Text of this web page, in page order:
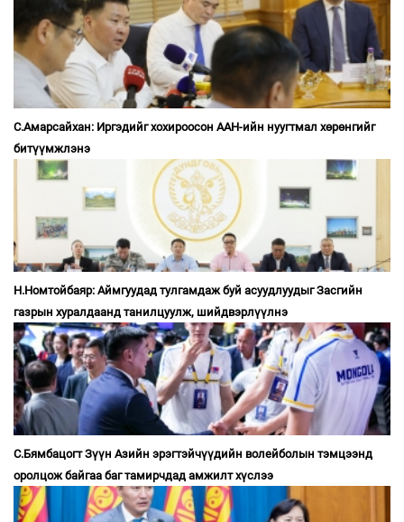
С.Амарсайхан: Иргэдийг хохироосон ААН-ийн нуугтмал хөрөнгийг
битүүмжлэнэ
Н.Номтойбаяр: Аймгуудад тулгамдаж буй асуудлуудыг Засгийн
газрын хуралдаанд танилцуулж, шийдвэрлүүлнэ
С.Бямбацогт Зүүн Азийн эрэгтэйчүүдийн волейболын тэмцээнд
оролцож байгаа баг тамирчдад амжилт хүслээ